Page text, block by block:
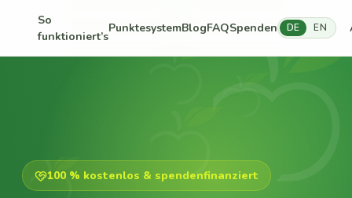
So
funktioniert’s
PunktesystemBlogFAQSpenden DE EN
100 % kostenlos & spendenfinanziert